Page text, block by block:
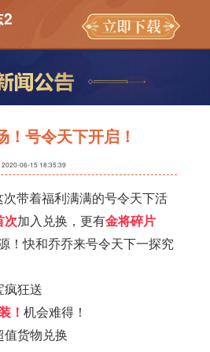
号令天下开启！
2020-06-15 18:35:39
带着福利满满的号令天下活
次加入兑换，更有金将碎片
！快和乔乔来号令天下一探究
疯狂送
！ 机会难得！
货物兑换